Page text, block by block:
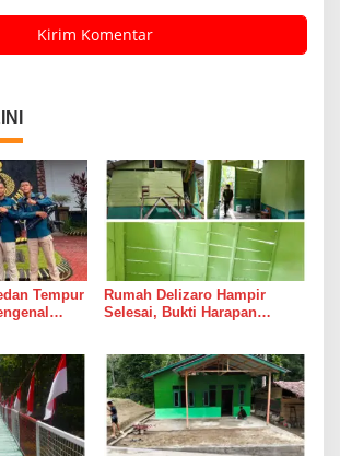
Tempur
Rumah Delizaro Hampir
Selesai, Bukti Harapan